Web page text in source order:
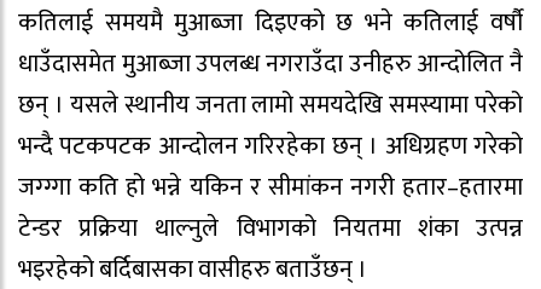
कतिलाई समयमै मुआब्जा दिइएको छ भने कतिलाई वर्षौ
धाउँदासमेत मुआब्जा उपलब्ध नगराउँदा उनीहरु आन्दोलित नै
छन् । यसले स्थानीय जनता लामो समयदेखि समस्यामा परेको
भन्दै पटकपटक आन्दोलन गरिरहेका छन् । अधिग्रहण गरेको
जग्ग्गा कति हो भन्ने यकिन र सीमांकन नगरी हतार–हतारमा
टेन्डर प्रक्रिया थाल्नुले विभागको नियतमा शंका उत्पन्न
भइरहेको बर्दिबासका वासीहरु बताउँछन् ।